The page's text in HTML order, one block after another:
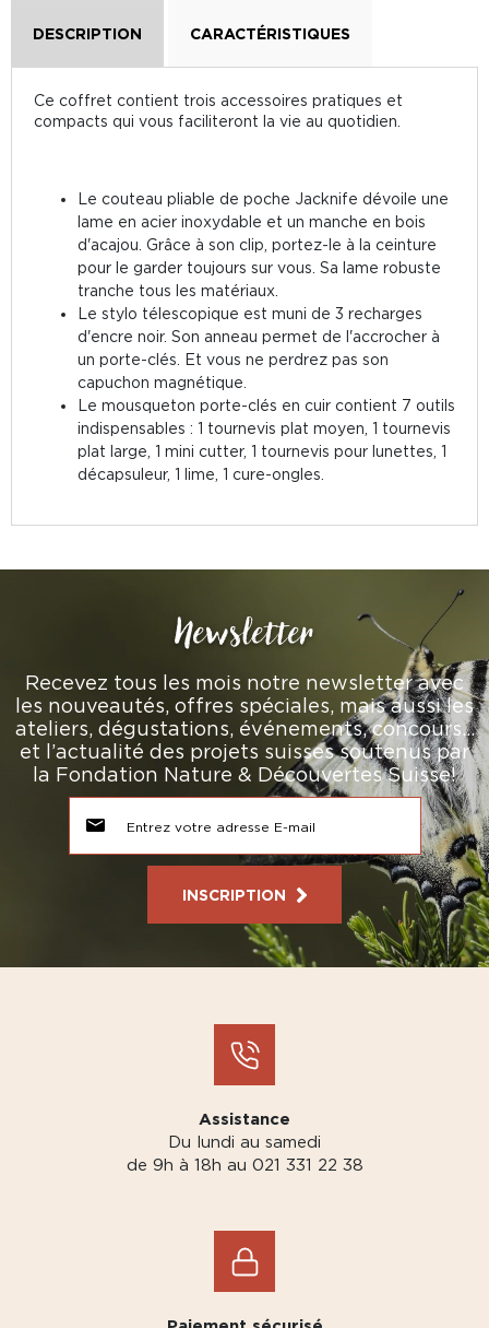
DESCRIPTION CARACTÉRISTIQUES
Ce coffret contient trois accessoires pratiques et
compacts qui vous faciliteront la vie au quotidien.
Le couteau pliable de poche Jacknife dévoile une
lame en acier inoxydable et un manche en bois
d'acajou. Grâce à son clip, portez-le à la ceinture
pour le garder toujours sur vous. Sa lame robuste
tranche tous les matériaux.
Le stylo télescopique est muni de 3 recharges
d'encre noir. Son anneau permet de l'accrocher à
un porte-clés. Et vous ne perdrez pas son
capuchon magnétique.
Le mousqueton porte-clés en cuir contient 7 outils
indispensables : 1 tournevis plat moyen, 1 tournevis
plat large, 1 mini cutter, 1 tournevis pour lunettes, 1
décapsuleur, 1 lime, 1 cure-ongles.
Newsletter
Recevez tous les mois notre newsletter avec
les nouveautés, offres spéciales, mais aussi les
ateliers, dégustations, événements, concours…
et l’actualité des projets suisses soutenus par
la Fondation Nature & Découvertes Suisse!
INSCRIPTION
Assistance
Du lundi au samedi
de 9h à 18h au 021 331 22 38